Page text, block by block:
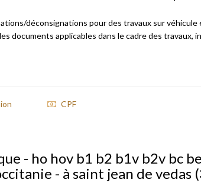
déconsignations pour des travaux sur véhicule
documents applicables dans le cadre des travaux,
CPF
- ho hov b1 b2 b1v b2v bc
- à saint jean de vedas